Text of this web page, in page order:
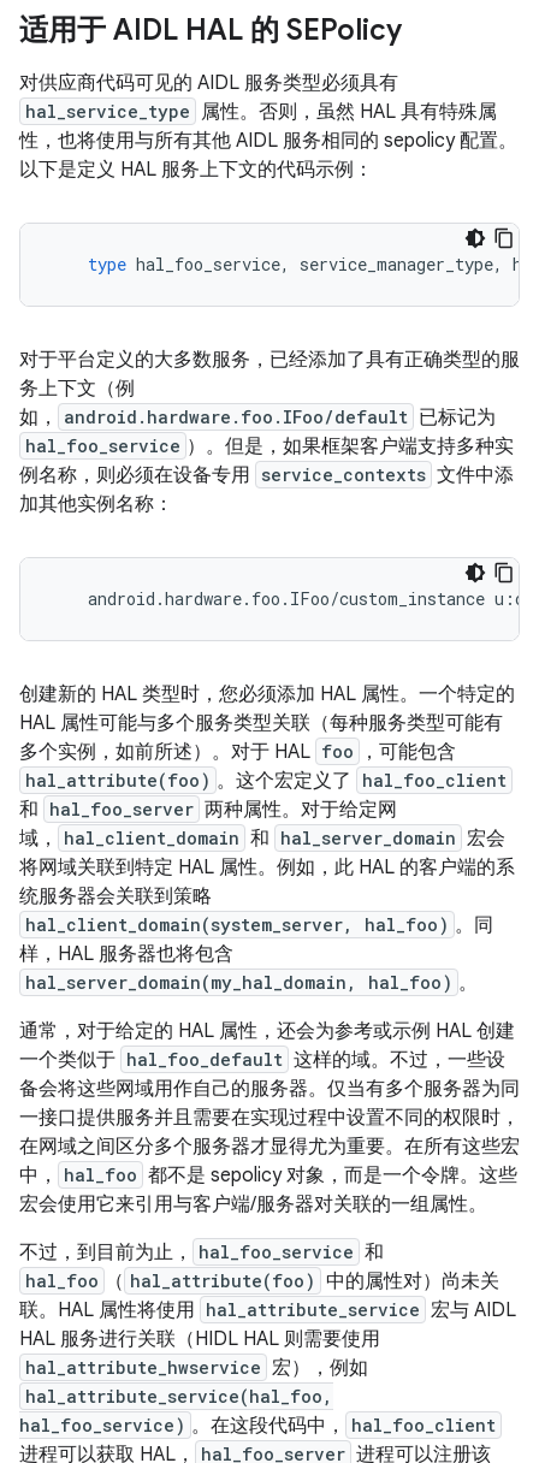
适用于 AIDL HAL 的 SEPolicy
对供应商代码可见的 AIDL 服务类型必须具有
hal_service_type 属性。否则，虽然 HAL 具有特殊属
性，也将使用与所有其他 AIDL 服务相同的 sepolicy 配置。
以下是定义 HAL 服务上下文的代码示例：
type hal_foo_service, service_manager_type,
对于平台定义的大多数服务，已经添加了具有正确类型的服
务上下文（例
如，
android.hardware.foo.IFoo/default 已标记为
hal_foo_service ）。但是，如果框架客户端支持多种实
例名称，则必须在设备专用 service_contexts 文件中添
加其他实例名称：
创建新的 HAL 类型时，您必须添加 HAL 属性。一个特定的
HAL 属性可能与多个服务类型关联（每种服务类型可能有
多个实例，如前所述）。对于 HAL foo ，可能包含
hal_attribute(foo) 。这个宏定义了 hal_foo_client
和 hal_foo_server 两种属性。对于给定网
域，
hal_client_domain 和 hal_server_domain 宏会
将网域关联到特定 HAL 属性。例如，此 HAL 的客户端的系
统服务器会关联到策略
hal_client_domain(system_server, hal_foo) 。同
样，HAL 服务器也将包含
hal_server_domain(my_hal_domain, hal_foo) 。
通常，对于给定的 HAL 属性，还会为参考或示例 HAL 创建
一个类似于 hal_foo_default 这样的域。不过，一些设
备会将这些网域用作自己的服务器。仅当有多个服务器为同
一接口提供服务并且需要在实现过程中设置不同的权限时，
在网域之间区分多个服务器才显得尤为重要。在所有这些宏
中，
hal_foo 都不是 sepolicy 对象，而是一个令牌。这些
宏会使用它来引用与客户端/服务器对关联的一组属性。
不过，到目前为止，
hal_foo_service 和
hal_foo （ hal_attribute(foo) 中的属性对）尚未关
联。HAL 属性将使用 hal_attribute_service 宏与 AIDL
HAL 服务进行关联（HIDL HAL 则需要使用
hal_attribute_hwservice 宏），例如
hal_attribute_service(hal_foo,
hal_foo_service) 。在这段代码中， hal_foo_client
进程可以获取 HAL， hal_foo_server 进程可以注册该